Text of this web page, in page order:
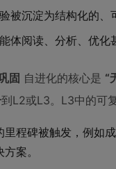
被沉淀为结构化的
能体阅读、分析、优
固 自进化的核心是 “
到L2或L3。L3中的可
里程碑被触发，例如
案。